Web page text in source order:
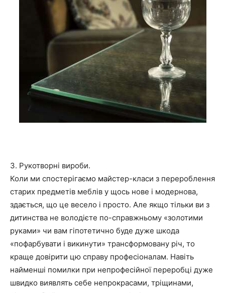
3. Рукотворні вироби.
Коли ми спостерігаємо майстер-класи з перероблення
старих предметів меблів у щось нове і модернова,
здається, що це весело і просто. Але якщо тільки ви з
дитинства не володієте по-справжньому «золотими
руками» чи вам гіпотетично буде дуже шкода
«пофарбувати і викинути» трансформовану річ, то
краще довірити цю справу професіоналам. Навіть
найменші помилки при непрофесійної переробці дуже
швидко виявлять себе непрокрасами, тріщинами,